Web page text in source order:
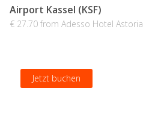
Airport Kassel (KSF)
€ 27.70 from Adesso Hotel Astoria
Jetzt buchen